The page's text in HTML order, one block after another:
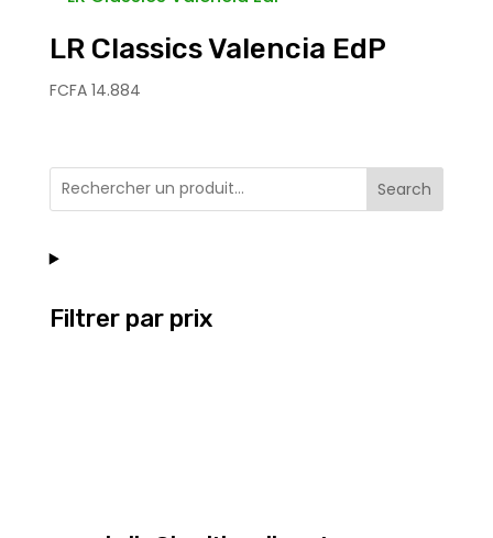
LR Classics Valencia EdP
FCFA14.884
Search
Filtrer par prix